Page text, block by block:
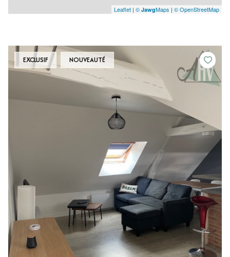
Leaflet | © JawgMaps | © OpenStreetMap
EXCLUSIF NOUVEAUTÉ